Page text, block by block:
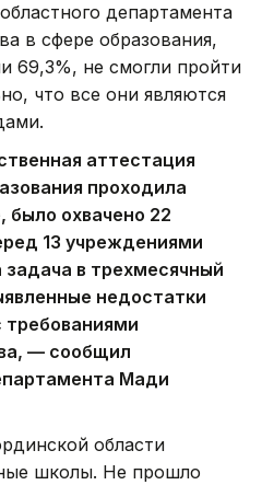
департамента
в сфере образования,
69,3%, не смогли пройти
что все они являются
аттестация
проходила
было охвачено 22
13 учреждениями
в трехмесячный
недостатки
требованиями
— сообщил
Мади
области
школы. Не прошло